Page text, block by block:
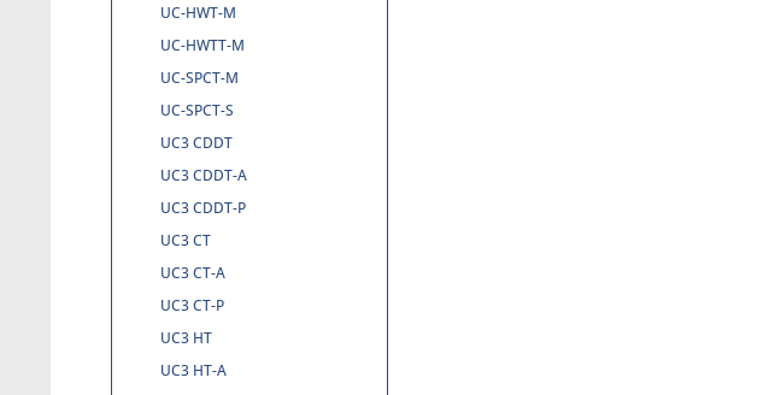
UC-HWT-M
UC-HWTT-M
UC-SPCT-M
UC-SPCT-S
UC3 CDDT
UC3 CDDT-A
UC3 CDDT-P
UC3 CT
UC3 CT-A
UC3 CT-P
UC3 HT
UC3 HT-A